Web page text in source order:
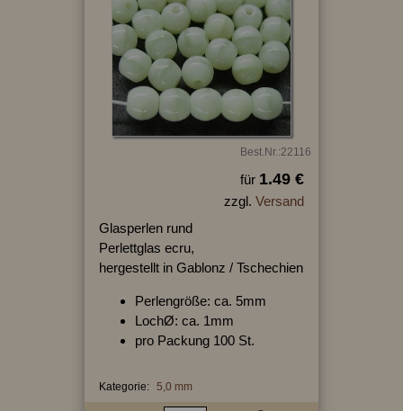
Best.Nr.:22116
für 1.49 €
zzgl. Versand
Glasperlen rund
Perlettglas ecru,
hergestellt in Gablonz / Tschechien
Perlengröße: ca. 5mm
LochØ: ca. 1mm
pro Packung 100 St.
Kategorie: 5,0 mm